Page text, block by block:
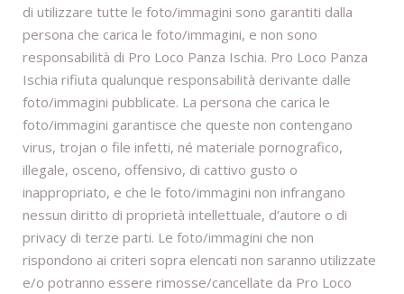
di utilizzare tutte le foto/immagini sono garantiti dalla
persona che carica le foto/immagini, e non sono
responsabilità di Pro Loco Panza Ischia. Pro Loco Panza
Ischia rifiuta qualunque responsabilità derivante dalle
foto/immagini pubblicate. La persona che carica le
foto/immagini garantisce che queste non contengano
virus, trojan o file infetti, né materiale pornografico,
illegale, osceno, offensivo, di cattivo gusto o
inappropriato, e che le foto/immagini non infrangano
nessun diritto di proprietà intellettuale, d’autore o di
privacy di terze parti. Le foto/immagini che non
rispondono ai criteri sopra elencati non saranno utilizzate
e/o potranno essere rimosse/cancellate da Pro Loco